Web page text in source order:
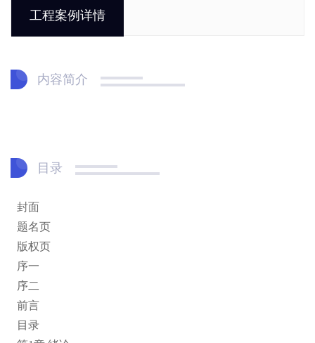
工程案例详情
内容简介
目录
封面
题名页
版权页
序一
序二
前言
目录